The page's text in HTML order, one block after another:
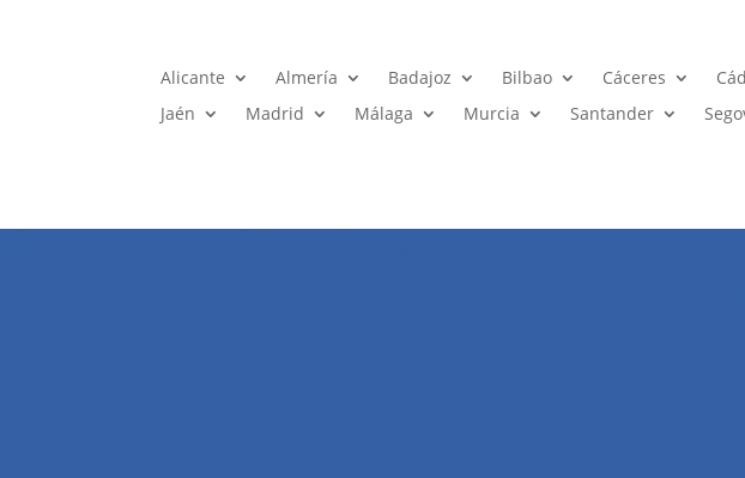
Alicante Almería Badajoz Bilbao Cáceres
Jaén
Madrid Málaga Murcia Santander